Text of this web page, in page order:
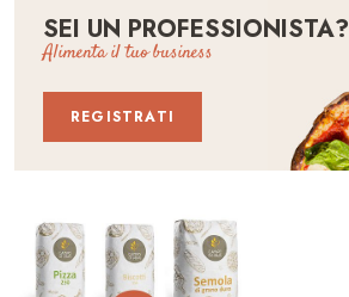
SEI UN PROFESSIONISTA?
Alimenta il tuo business
REGISTRATI